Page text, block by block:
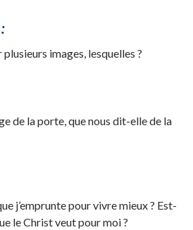
plusieurs images, lesquelles ?
de la porte, que nous dit-elle de la
j’emprunte pour vivre mieux ? Est-
le Christ veut pour moi ?